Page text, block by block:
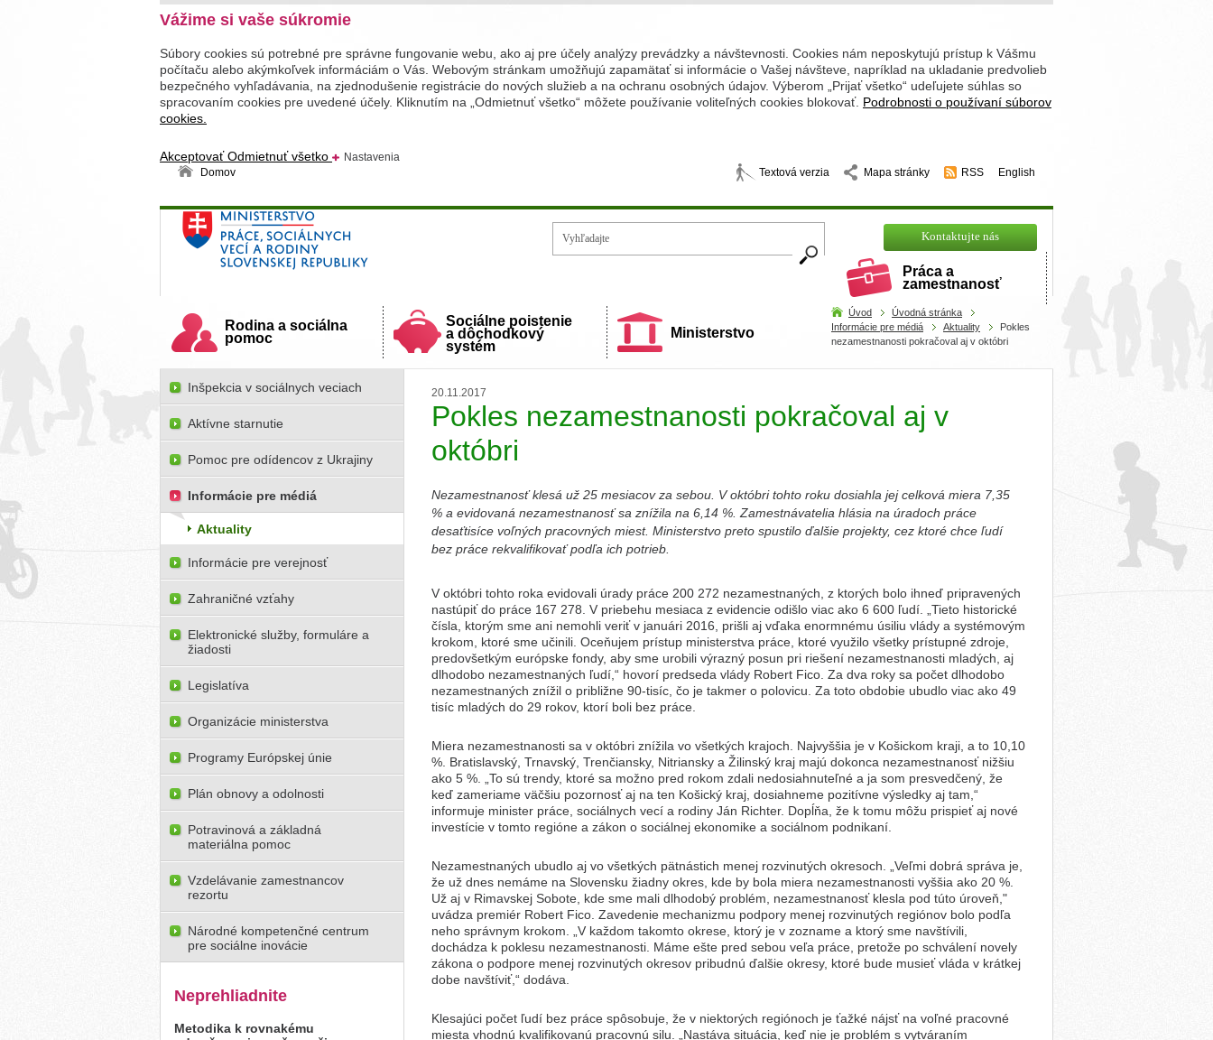
Vážime si vaše súkromie
Súbory cookies sú potrebné pre správne fungovanie webu, ako aj pre účely analýzy prevádzky a návštevnosti. Cookies nám neposkytujú prístup k Vášmu
počítaču alebo akýmkoľvek informáciám o Vás. Webovým stránkam umožňujú zapamätať si informácie o Vašej návšteve, napríklad na ukladanie predvolieb
bezpečného vyhľadávania, na zjednodušenie registrácie do nových služieb a na ochranu osobných údajov. Výberom „Prijať všetko“ udeľujete súhlas so
spracovaním cookies pre uvedené účely. Kliknutím na „Odmietnuť všetko“ môžete používanie voliteľných cookies blokovať. Podrobnosti o používaní súborov
cookies.
AkceptovaťOdmietnuť všetko
Nastavenia
Domov
Textová verzia Mapa stránky RSS English
Ministerstvo práce, sociálnych vecí a rodiny
Slovenskej republiky
Kontaktujte nás
Práca a
zamestnanosť
Rodina a sociálna
pomoc
Sociálne poistenie
a dôchodkový
systém
Ministerstvo
Úvod
Úvodná stránka
Informácie pre médiá
Aktuality
Pokles
nezamestnanosti pokračoval aj v októbri
20.11.2017
Pokles nezamestnanosti pokračoval aj v
októbri
Nezamestnanosť klesá už 25 mesiacov za sebou. V októbri tohto roku dosiahla jej celková miera 7,35
% a evidovaná nezamestnanosť sa znížila na 6,14 %. Zamestnávatelia hlásia na úradoch práce
desaťtisíce voľných pracovných miest. Ministerstvo preto spustilo ďalšie projekty, cez ktoré chce ľudí
bez práce rekvalifikovať podľa ich potrieb.
V októbri tohto roka evidovali úrady práce 200 272 nezamestnaných, z ktorých bolo ihneď pripravených
nastúpiť do práce 167 278. V priebehu mesiaca z evidencie odišlo viac ako 6 600 ľudí. „Tieto historické
čísla, ktorým sme ani nemohli veriť v januári 2016, prišli aj vďaka enormnému úsiliu vlády a systémovým
krokom, ktoré sme učinili. Oceňujem prístup ministerstva práce, ktoré využilo všetky prístupné zdroje,
predovšetkým európske fondy, aby sme urobili výrazný posun pri riešení nezamestnanosti mladých, aj
dlhodobo nezamestnaných ľudí,“ hovorí predseda vlády Robert Fico. Za dva roky sa počet dlhodobo
nezamestnaných znížil o približne 90-tisíc, čo je takmer o polovicu. Za toto obdobie ubudlo viac ako 49
tisíc mladých do 29 rokov, ktorí boli bez práce.
Miera nezamestnanosti sa v októbri znížila vo všetkých krajoch. Najvyššia je v Košickom kraji, a to 10,10
%. Bratislavský, Trnavský, Trenčiansky, Nitriansky a Žilinský kraj majú dokonca nezamestnanosť nižšiu
ako 5 %. „To sú trendy, ktoré sa možno pred rokom zdali nedosiahnuteľné a ja som presvedčený, že
keď zameriame väčšiu pozornosť aj na ten Košický kraj, dosiahneme pozitívne výsledky aj tam,“
informuje minister práce, sociálnych vecí a rodiny Ján Richter. Dopĺňa, že k tomu môžu prispieť aj nové
investície v tomto regióne a zákon o sociálnej ekonomike a sociálnom podnikaní.
Nezamestnaných ubudlo aj vo všetkých pätnástich menej rozvinutých okresoch. „Veľmi dobrá správa je,
že už dnes nemáme na Slovensku žiadny okres, kde by bola miera nezamestnanosti vyššia ako 20 %.
Už aj v Rimavskej Sobote, kde sme mali dlhodobý problém, nezamestnanosť klesla pod túto úroveň,"
uvádza premiér Robert Fico. Zavedenie mechanizmu podpory menej rozvinutých regiónov bolo podľa
neho správnym krokom. „V každom takomto okrese, ktorý je v zozname a ktorý sme navštívili,
dochádza k poklesu nezamestnanosti. Máme ešte pred sebou veľa práce, pretože po schválení novely
zákona o podpore menej rozvinutých okresov pribudnú ďalšie okresy, ktoré bude musieť vláda v krátkej
dobe navštíviť,“ dodáva.
Klesajúci počet ľudí bez práce spôsobuje, že v niektorých regiónoch je ťažké nájsť na voľné pracovné
miesta vhodnú kvalifikovanú pracovnú silu. „Nastáva situácia, keď nie je problém s vytváraním
Inšpekcia v sociálnych veciach
Aktívne starnutie
Pomoc pre odídencov z Ukrajiny
Informácie pre médiá
Aktuality
Informácie pre verejnosť
Zahraničné vzťahy
Elektronické služby, formuláre a
žiadosti
Legislatíva
Organizácie ministerstva
Programy Európskej únie
Plán obnovy a odolnosti
Potravinová a základná
materiálna pomoc
Vzdelávanie zamestnancov
rezortu
Národné kompetenčné centrum
pre sociálne inovácie
Neprehliadnite
Metodika k rovnakému